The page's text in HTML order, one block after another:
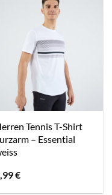
Tennis T-Shirt
– Essential
€